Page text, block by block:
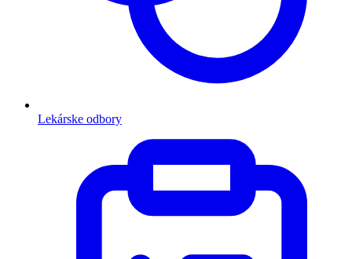
Lekárske odbory